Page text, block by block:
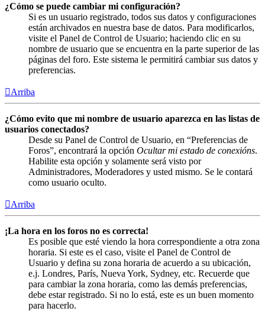
¿Cómo se puede cambiar mi configuración?
Si es un usuario registrado, todos sus datos y configuraciones
están archivados en nuestra base de datos. Para modificarlos,
visite el Panel de Control de Usuario; haciendo clic en su
nombre de usuario que se encuentra en la parte superior de las
páginas del foro. Este sistema le permitirá cambiar sus datos y
preferencias.
Arriba
¿Cómo evito que mi nombre de usuario aparezca en las listas de
usuarios conectados?
Desde su Panel de Control de Usuario, en “Preferencias de
Foros”, encontrará la opción Ocultar mi estado de conexións.
Habilite esta opción y solamente será visto por
Administradores, Moderadores y usted mismo. Se le contará
como usuario oculto.
Arriba
¡La hora en los foros no es correcta!
Es posible que esté viendo la hora correspondiente a otra zona
horaria. Si este es el caso, visite el Panel de Control de
Usuario y defina su zona horaria de acuerdo a su ubicación,
e.j. Londres, París, Nueva York, Sydney, etc. Recuerde que
para cambiar la zona horaria, como las demás preferencias,
debe estar registrado. Si no lo está, este es un buen momento
para hacerlo.